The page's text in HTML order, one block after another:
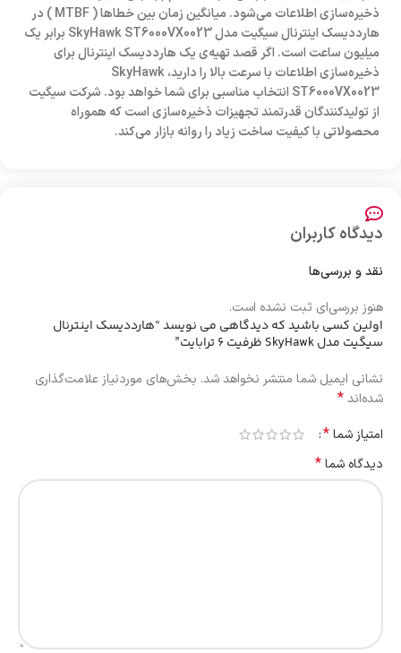
ذخیره‌سازی اطلاعات می‌شود. میانگین زمان بین خطاها ( MTBF ) در
هارددیسک اینترنال سیگیت مدل SkyHawk ST6000VX0023 برابر یک
میلیون ساعت است. اگر قصد تهیه‌ی یک هارددیسک اینترنال برای
ذخیره‌سازی اطلاعات با سرعت بالا را دارید، SkyHawk
ST6000VX0023 انتخاب مناسبی برای شما خواهد بود. شرکت سیگیت
از تولیدکنندگان قدرتمند تجهیزات ذخیره‌سازی است که هموراه
محصولاتی با کیفیت ساخت زیاد را روانه بازار می‌کند.
دیدگاه کاربران
نقد و بررسی‌ها
هنوز بررسی‌ای ثبت نشده است.
اولین کسی باشید که دیدگاهی می نویسد “هارددیسک اینترنال
سیگیت مدل SkyHawk ظرفیت 6 ترابایت”
نشانی ایمیل شما منتشر نخواهد شد. بخش‌های موردنیاز علامت‌گذاری
شده‌اند*
امتیاز شما*
دیدگاه شما*